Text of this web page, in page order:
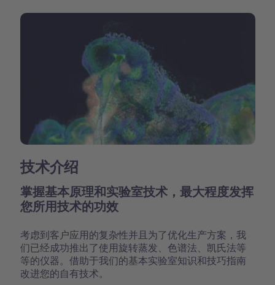
技术介绍
掌握基本原理和实验室技术，最大程度发挥
您所用技术的功效
考虑到客户应用的复杂性并且为了优化生产方案，我
们已经成功推出了使用旋转蒸发、色谱法、凯氏法等
等的仪器。借助于我们的基本实验室知识和技巧指南
改进您的自有技术。